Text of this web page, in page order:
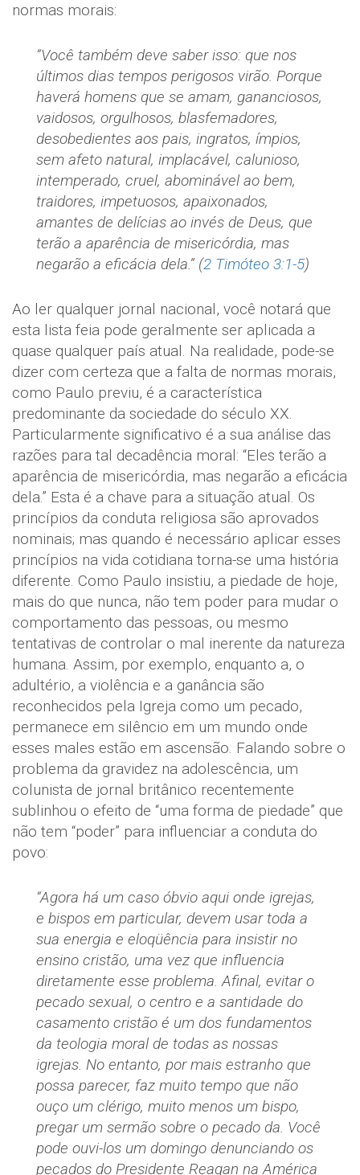
normas morais:
“Você também deve saber isso: que nos
últimos dias tempos perigosos virão. Porque
haverá homens que se amam, gananciosos,
vaidosos, orgulhosos, blasfemadores,
desobedientes aos pais, ingratos, ímpios,
sem afeto natural, implacável, calunioso,
intemperado, cruel, abominável ao bem,
traidores, impetuosos, apaixonados,
amantes de delícias ao invés de Deus, que
terão a aparência de misericórdia, mas
negarão a eficácia dela.” (2 Timóteo 3:1-5)
Ao ler qualquer jornal nacional, você notará que
esta lista feia pode geralmente ser aplicada a
quase qualquer país atual. Na realidade, pode-se
dizer com certeza que a falta de normas morais,
como Paulo previu, é a característica
predominante da sociedade do século XX.
Particularmente significativo é a sua análise das
razões para tal decadência moral: “Eles terão a
aparência de misericórdia, mas negarão a eficácia
dela.” Esta é a chave para a situação atual. Os
princípios da conduta religiosa são aprovados
nominais; mas quando é necessário aplicar esses
princípios na vida cotidiana torna-se uma história
diferente. Como Paulo insistiu, a piedade de hoje,
mais do que nunca, não tem poder para mudar o
comportamento das pessoas, ou mesmo
tentativas de controlar o mal inerente da natureza
humana. Assim, por exemplo, enquanto a, o
adultério, a violência e a ganância são
reconhecidos pela Igreja como um pecado,
permanece em silêncio em um mundo onde
esses males estão em ascensão. Falando sobre o
problema da gravidez na adolescência, um
colunista de jornal britânico recentemente
sublinhou o efeito de “uma forma de piedade” que
não tem “poder” para influenciar a conduta do
povo:
“Agora há um caso óbvio aqui onde igrejas,
e bispos em particular, devem usar toda a
sua energia e eloqüência para insistir no
ensino cristão, uma vez que influencia
diretamente esse problema. Afinal, evitar o
pecado sexual, o centro e a santidade do
casamento cristão é um dos fundamentos
da teologia moral de todas as nossas
igrejas. No entanto, por mais estranho que
possa parecer, faz muito tempo que não
ouço um clérigo, muito menos um bispo,
pregar um sermão sobre o pecado da. Você
pode ouvi-los um domingo denunciando os
pecados do Presidente Reagan na América